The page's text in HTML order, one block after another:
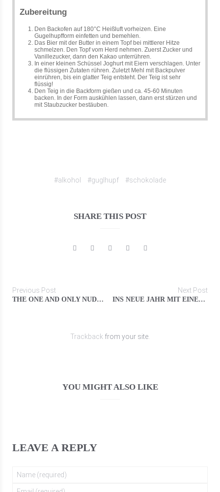
Zubereitung
Den Backofen auf 180°C Heißluft vorheizen. Eine
Gugelhupfform einfetten und bemehlen.
Das Bier mit der Butter in einem Topf bei mittlerer Hitze
schmelzen. Den Topf vom Herd nehmen. Zuerst Zucker und
Vanillezucker, dann den Kakao unterrühren.
In einer kleinen Schüssel Joghurt mit Eiern verschlagen. Unter
die flüssigen Zutaten rühren. Zuletzt Mehl mit Backpulver
einrühren, bis ein glatter Teig entsteht. Der Teig ist sehr
flüssig!
Den Teig in die Backform gießen und ca. 45-60 Minuten
backen. In der Form auskühlen lassen, dann erst stürzen und
mit Staubzucker bestäuben.
#alkohol #guglhupf #schokolade
SHARE THIS POST
Previous Post
THE ONE AND ONLY NUDELSALAT (ES BRAUCHT KEINEN ANDEREN!)
Next Post
INS NEUE JAHR MIT EINEM BESUCH IM PALAZZO
Trackback from your site.
YOU MIGHT ALSO LIKE
LEAVE A REPLY